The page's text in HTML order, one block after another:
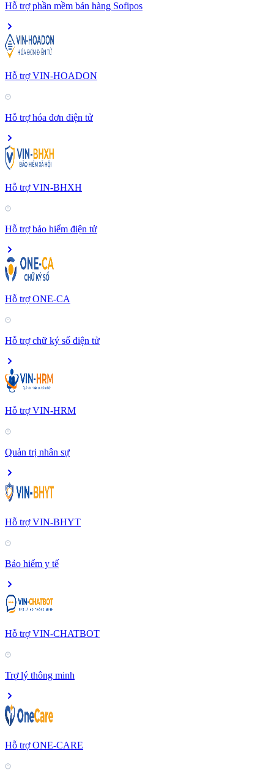
Hỗ trợ phần mềm bán hàng Sofipos
Hỗ trợ VIN-HOADON
Hỗ trợ hóa đơn điện tử
Hỗ trợ VIN-BHXH
Hỗ trợ bảo hiểm điện tử
Hỗ trợ ONE-CA
Hỗ trợ chữ ký số điện tử
Hỗ trợ VIN-HRM
Quản trị nhân sự
Hỗ trợ VIN-BHYT
Bảo hiểm y tế
Hỗ trợ VIN-CHATBOT
Trợ lý thông minh
Hỗ trợ ONE-CARE